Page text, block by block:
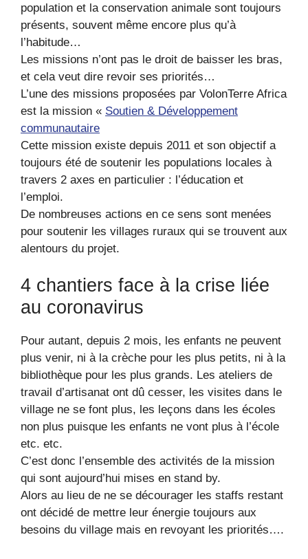
population et la conservation animale sont toujours
présents, souvent même encore plus qu’à
l’habitude…
Les missions n’ont pas le droit de baisser les bras,
et cela veut dire revoir ses priorités…
L’une des missions proposées par VolonTerre Africa
est la mission « Soutien & Développement
communautaire
Cette mission existe depuis 2011 et son objectif a
toujours été de soutenir les populations locales à
travers 2 axes en particulier : l’éducation et
l’emploi.
De nombreuses actions en ce sens sont menées
pour soutenir les villages ruraux qui se trouvent aux
alentours du projet.
4 chantiers face à la crise liée
au coronavirus
Pour autant, depuis 2 mois, les enfants ne peuvent
plus venir, ni à la crèche pour les plus petits, ni à la
bibliothèque pour les plus grands. Les ateliers de
travail d’artisanat ont dû cesser, les visites dans le
village ne se font plus, les leçons dans les écoles
non plus puisque les enfants ne vont plus à l’école
etc. etc.
C’est donc l’ensemble des activités de la mission
qui sont aujourd’hui mises en stand by.
Alors au lieu de ne se décourager les staffs restant
ont décidé de mettre leur énergie toujours aux
besoins du village mais en revoyant les priorités….